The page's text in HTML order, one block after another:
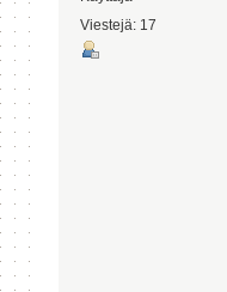
Viestejä: 17